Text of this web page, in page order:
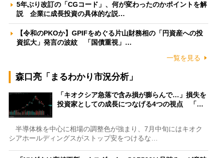
5年ぶり改訂の「CGコード」、何が変わったのかポイントを解
説 企業に成長投資の具体的な説…
【令和のPKOか】GPIFをめぐる片山財務相の「円資産への投
資拡大」発言の波紋 「国債重視」…
一覧を見る
森口亮「まるわかり市況分析」
「キオクシア急落で含み損が膨らんで…」損失を
投資家としての成長につなげる4つの視点 「…
半導体株を中心に相場の調整色が強まり、7月中旬にはキオク
シアホールディングスがストップ安をつけるな…